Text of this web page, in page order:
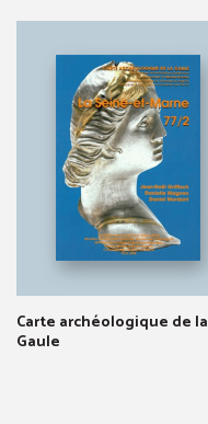
Carte archéologique de la
Gaule